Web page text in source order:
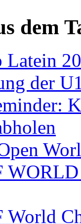
dem
Latein
der
World